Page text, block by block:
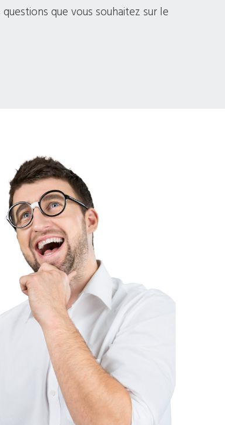
que vous souhaitez sur le